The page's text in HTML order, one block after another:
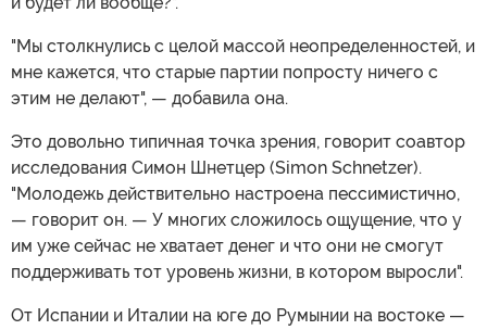
"Мы столкнулись с целой массой неопределенностей, и
мне кажется, что старые партии попросту ничего с
этим не делают", — добавила она.
Это довольно типичная точка зрения, говорит соавтор
исследования Симон Шнетцер (Simon Schnetzer).
"Молодежь действительно настроена пессимистично,
— говорит он. — У многих сложилось ощущение, что у
им уже сейчас не хватает денег и что они не смогут
поддерживать тот уровень жизни, в котором выросли".
От Испании и Италии на юге до Румынии на востоке —